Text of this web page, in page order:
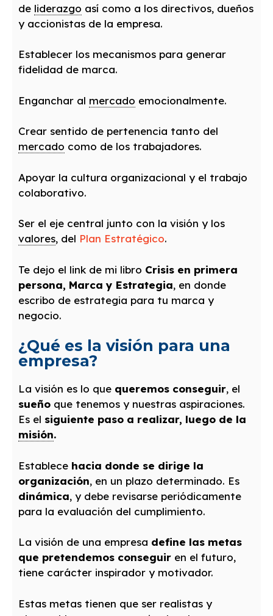
de liderazgo así como a los directivos, dueños
y accionistas de la empresa.
Establecer los mecanismos para generar
fidelidad de marca.
Enganchar al mercado emocionalmente.
Crear sentido de pertenencia tanto del
mercado como de los trabajadores.
Apoyar la cultura organizacional y el trabajo
colaborativo.
Ser el eje central junto con la visión y los
valores, del Plan Estratégico.
Te dejo el link de mi libro Crisis en primera
persona, Marca y Estrategia, en donde
escribo de estrategia para tu marca y
negocio.
¿Qué es la visión para una
empresa?
La visión es lo que queremos conseguir, el
sueño que tenemos y nuestras aspiraciones.
Es el siguiente paso a realizar, luego de la
misión.
Establece hacia donde se dirige la
organización, en un plazo determinado. Es
dinámica, y debe revisarse periódicamente
para la evaluación del cumplimiento.
La visión de una empresa define las metas
que pretendemos conseguir en el futuro,
tiene carácter inspirador y motivador.
Estas metas tienen que ser realistas y